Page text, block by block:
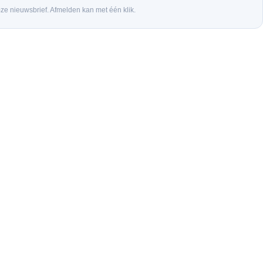
nieuwsbrief. Afmelden kan met één klik.